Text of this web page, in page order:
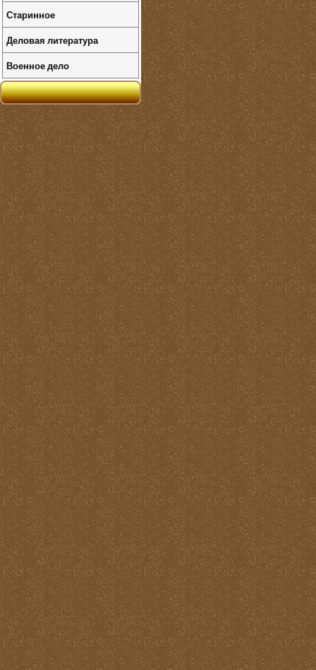
Старинное
Деловая литература
Военное дело